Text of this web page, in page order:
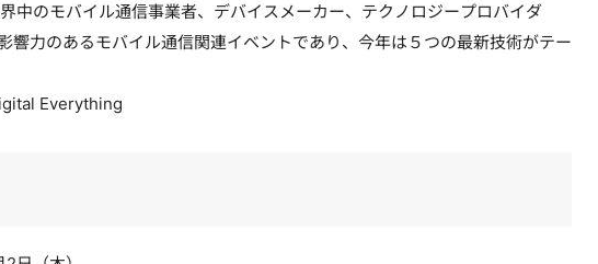
のモバイル通信事業者、デバイスメーカー、テクノロジープロバイダ
力のあるモバイル通信関連イベントであり、今年は５つの最新技術がテー
Everything